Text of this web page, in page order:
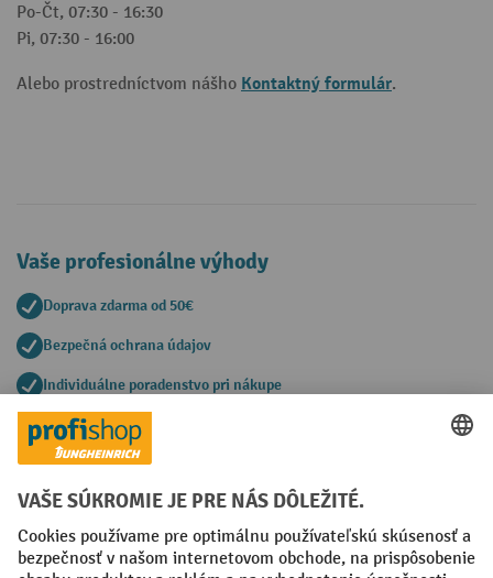
Po-Čt, 07:30 - 16:30
Pi, 07:30 - 16:00
Alebo prostredníctvom nášho Kontaktný formulár.
Vaše profesionálne výhody
Doprava zdarma od 50€
Bezpečná ochrana údajov
Individuálne poradenstvo pri nákupe
Spôsoby platby
Faktúra Predplatba